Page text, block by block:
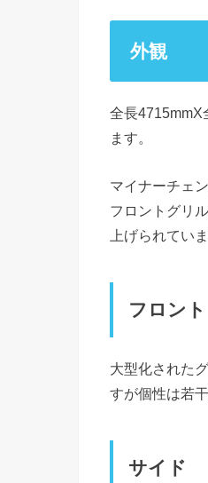
外観
全長4715mmX
ます。
マイナーチェ
フロントグリ
上げられていま
フロント
大型化された
すが個性は若
サイド